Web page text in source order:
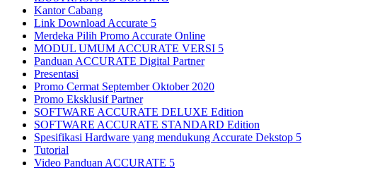
Kantor Cabang
Link Download Accurate 5
Merdeka Pilih Promo Accurate Online
MODUL UMUM ACCURATE VERSI 5
Panduan ACCURATE Digital Partner
Presentasi
Promo Cermat September Oktober 2020
Promo Eksklusif Partner
SOFTWARE ACCURATE DELUXE Edition
SOFTWARE ACCURATE STANDARD Edition
Spesifikasi Hardware yang mendukung Accurate Dekstop 5
Tutorial
Video Panduan ACCURATE 5